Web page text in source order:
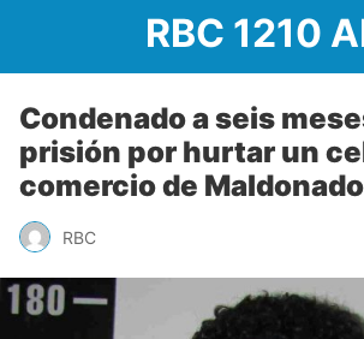
RBC 1210
Condenado a seis
prisión por hurtar un
comercio de Maldonado
RBC